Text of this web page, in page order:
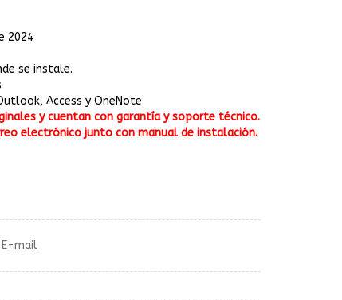
2024
se instale.
Access y OneNote
y cuentan con garantía y soporte técnico.
electrónico junto con manual de instalación.
E-mail